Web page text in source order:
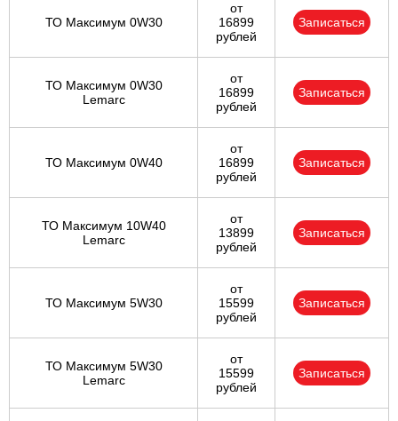
ТО Максимум 0W30
от
16899
рублей
Записаться
ТО Максимум 0W30
Lemarc
от
16899
рублей
Записаться
ТО Максимум 0W40
от
16899
рублей
Записаться
ТО Максимум 10W40
Lemarc
от
13899
рублей
Записаться
ТО Максимум 5W30
от
15599
рублей
Записаться
ТО Максимум 5W30
Lemarc
от
15599
рублей
Записаться